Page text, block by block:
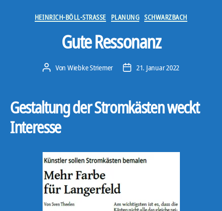
Kategorien
HEINRICH-BÖLL-STRASSE PLANUNG SCHWARZBACH
Gute Ressonanz
Beitragsautor
Von Wiebke Striemer Veröffentlichungsdatum
21. Januar 2022
Gestaltung der Stromkästen weckt
Interesse